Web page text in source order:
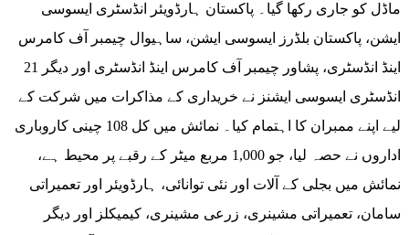
ماڈل کو جاری رکھا گیا۔ پاکستان ہارڈویئر انڈسٹری ایسوسی
ایشن، پاکستان بلڈرز ایسوسی ایشن، ساہیوال چیمبر آف کامرس
اینڈ انڈسٹری، پشاور چیمبر آف کامرس اینڈ انڈسٹری اور دیگر 21
انڈسٹری ایسوسی ایشنز نے خریداری کے مذاکرات میں شرکت کے
لیے اپنے ممبران کا اہتمام کیا۔ نمائش میں کل 108 چینی کاروباری
اداروں نے حصہ لیا، جو 1,000 مربع میٹر کے رقبے پر محیط ہے،
نمائش میں بجلی کے آلات اور نئی توانائی، ہارڈویئر اور تعمیراتی
سامان، تعمیراتی مشینری، زرعی مشینری، کیمیکلز اور دیگر